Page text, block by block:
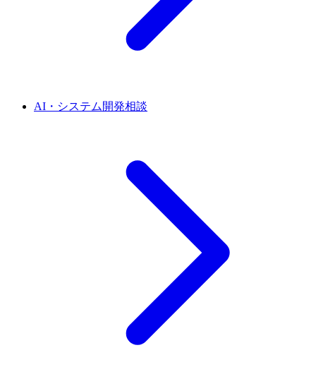
AI・システム開発相談